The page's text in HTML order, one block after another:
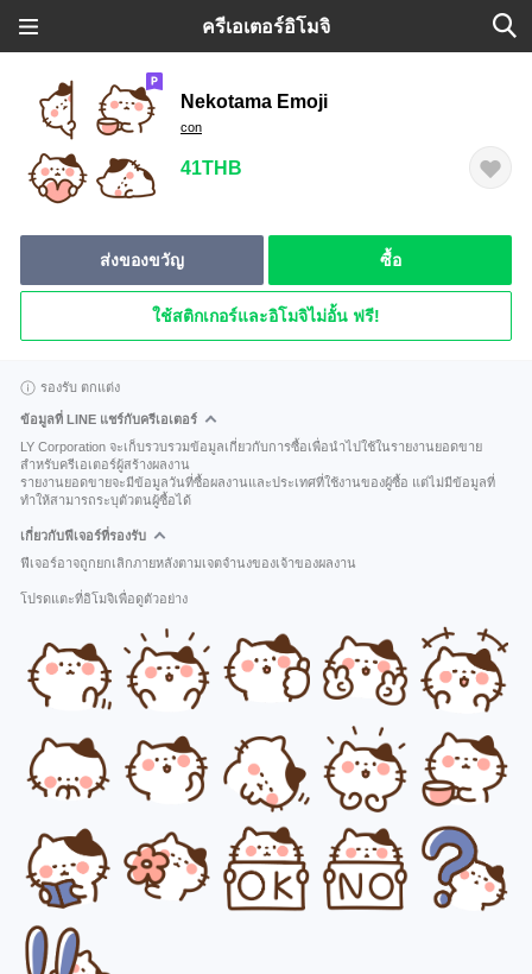
ครีเอเตอร์อิโมจิ
Nekotama Emoji
con
41THB
ส่งของขวัญ ซื้อ
ใช้สติกเกอร์และอิโมจิไม่อั้น ฟรี!
รองรับ ตกแต่ง
ข้อมูลที่ LINE แชร์กับครีเอเตอร์
LY Corporation จะเก็บรวบรวมข้อมูลเกี่ยวกับการซื้อเพื่อนำไปใช้ในรายงานยอดขาย
สำหรับครีเอเตอร์ผู้สร้างผลงาน
รายงานยอดขายจะมีข้อมูลวันที่ซื้อผลงานและประเทศที่ใช้งานของผู้ซื้อ แต่ไม่มีข้อมูลที่
ทำให้สามารถระบุตัวตนผู้ซื้อได้
เกี่ยวกับฟีเจอร์ที่รองรับ
ฟีเจอร์อาจถูกยกเลิกภายหลังตามเจตจำนงของเจ้าของผลงาน
โปรดแตะที่อิโมจิเพื่อดูตัวอย่าง